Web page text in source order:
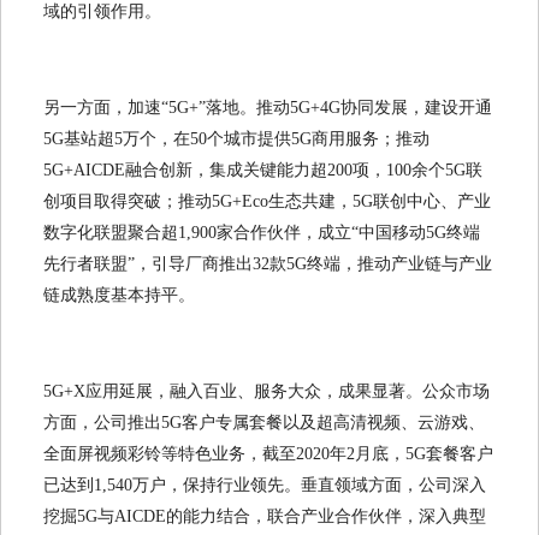
域的引领作用。
另一方面，加速“5G+”落地。推动5G+4G协同发展，建设开通
5G基站超5万个，在50个城市提供5G商用服务；推动
5G+AICDE融合创新，集成关键能力超200项，100余个5G联
创项目取得突破；推动5G+Eco生态共建，5G联创中心、产业
数字化联盟聚合超1,900家合作伙伴，成立“中国移动5G终端
先行者联盟”，引导厂商推出32款5G终端，推动产业链与产业
链成熟度基本持平。
5G+X应用延展，融入百业、服务大众，成果显著。公众市场
方面，公司推出5G客户专属套餐以及超高清视频、云游戏、
全面屏视频彩铃等特色业务，截至2020年2月底，5G套餐客户
已达到1,540万户，保持行业领先。垂直领域方面，公司深入
挖掘5G与AICDE的能力结合，联合产业合作伙伴，深入典型